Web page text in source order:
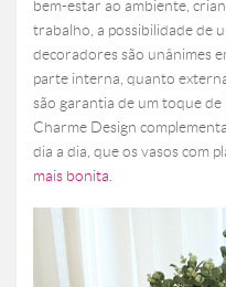
bem-estar ao ambiente,
trabalho, a possibilidade de
decoradores são unânimes
parte interna, quanto
são garantia de um toque de
Charme Design
dia a dia, que os vasos com
mais bonita.